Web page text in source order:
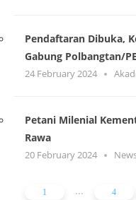
Pendaftaran Dibuka,
Gabung Polbangtan/
24 February 2024
Petani Milenial
Rawa
20 February 2024
1 ... 4